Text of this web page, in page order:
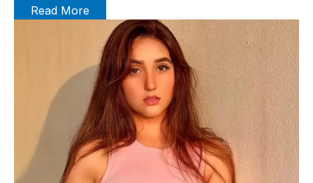
Read More